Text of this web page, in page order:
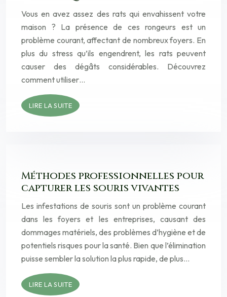
Vous en avez assez des rats qui envahissent votre
maison ? La présence de ces rongeurs est un
problème courant, affectant de nombreux foyers. En
plus du stress qu’ils engendrent, les rats peuvent
causer des dégâts considérables. Découvrez
comment utiliser…
LIRE LA SUITE
Méthodes professionnelles pour
capturer les souris vivantes
Les infestations de souris sont un problème courant
dans les foyers et les entreprises, causant des
dommages matériels, des problèmes d’hygiène et de
potentiels risques pour la santé. Bien que l’élimination
puisse sembler la solution la plus rapide, de plus…
LIRE LA SUITE